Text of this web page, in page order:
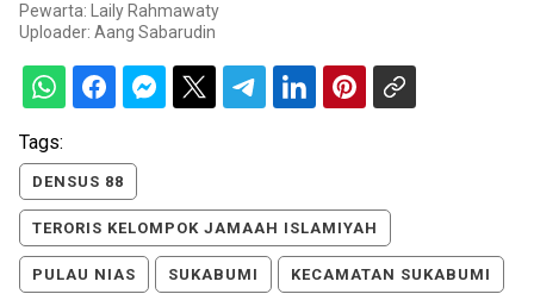
Pewarta: Laily Rahmawaty
Uploader: Aang Sabarudin
Tags:
DENSUS 88
TERORIS KELOMPOK JAMAAH ISLAMIYAH
PULAU NIAS SUKABUMI KECAMATAN SUKABUMI